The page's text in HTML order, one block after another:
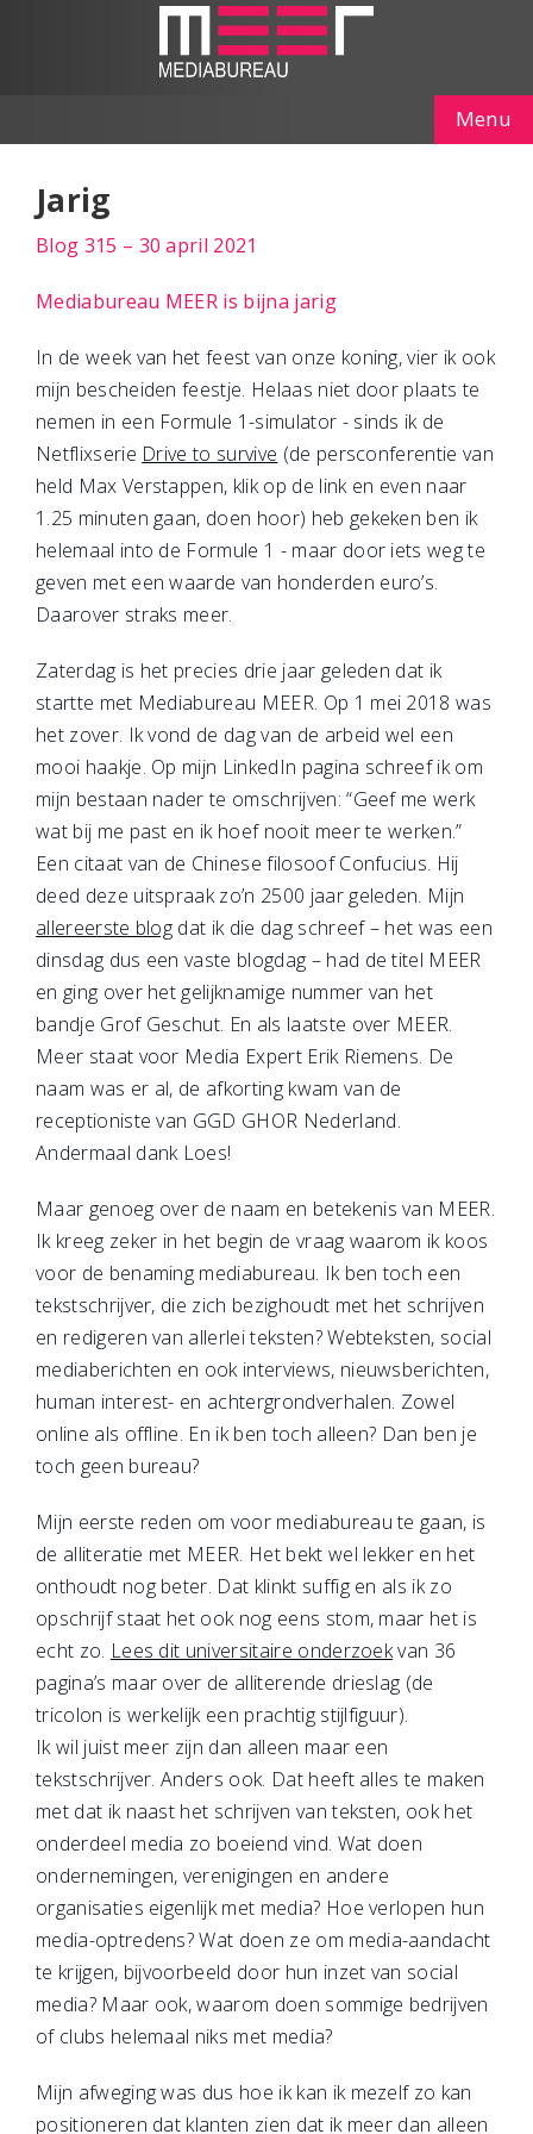
Menu
Jarig
Blog 315 – 30 april 2021
Mediabureau MEER is bijna jarig
In de week van het feest van onze koning, vier ik ook
mijn bescheiden feestje. Helaas niet door plaats te
nemen in een Formule 1-simulator - sinds ik de
Netflixserie Drive to survive (de persconferentie van
held Max Verstappen, klik op de link en even naar
1.25 minuten gaan, doen hoor) heb gekeken ben ik
helemaal into de Formule 1 - maar door iets weg te
geven met een waarde van honderden euro’s.
Daarover straks meer.
Zaterdag is het precies drie jaar geleden dat ik
startte met Mediabureau MEER. Op 1 mei 2018 was
het zover. Ik vond de dag van de arbeid wel een
mooi haakje. Op mijn LinkedIn pagina schreef ik om
mijn bestaan nader te omschrijven: “Geef me werk
wat bij me past en ik hoef nooit meer te werken.”
Een citaat van de Chinese filosoof Confucius. Hij
deed deze uitspraak zo’n 2500 jaar geleden. Mijn
allereerste blog dat ik die dag schreef – het was een
dinsdag dus een vaste blogdag – had de titel MEER
en ging over het gelijknamige nummer van het
bandje Grof Geschut. En als laatste over MEER.
Meer staat voor Media Expert Erik Riemens. De
naam was er al, de afkorting kwam van de
receptioniste van GGD GHOR Nederland.
Andermaal dank Loes!
Maar genoeg over de naam en betekenis van MEER.
Ik kreeg zeker in het begin de vraag waarom ik koos
voor de benaming mediabureau. Ik ben toch een
tekstschrijver, die zich bezighoudt met het schrijven
en redigeren van allerlei teksten? Webteksten, social
mediaberichten en ook interviews, nieuwsberichten,
human interest- en achtergrondverhalen. Zowel
online als offline. En ik ben toch alleen? Dan ben je
toch geen bureau?
Mijn eerste reden om voor mediabureau te gaan, is
de alliteratie met MEER. Het bekt wel lekker en het
onthoudt nog beter. Dat klinkt suffig en als ik zo
opschrijf staat het ook nog eens stom, maar het is
echt zo. Lees dit universitaire onderzoekvan 36
pagina’s maar over de alliterende drieslag (de
tricolon is werkelijk een prachtig stijlfiguur).
Ik wil juist meer zijn dan alleen maar een
tekstschrijver. Anders ook. Dat heeft alles te maken
met dat ik naast het schrijven van teksten, ook het
onderdeel media zo boeiend vind. Wat doen
ondernemingen, verenigingen en andere
organisaties eigenlijk met media? Hoe verlopen hun
media-optredens? Wat doen ze om media-aandacht
te krijgen, bijvoorbeeld door hun inzet van social
media? Maar ook, waarom doen sommige bedrijven
of clubs helemaal niks met media?
Mijn afweging was dus hoe ik kan ik mezelf zo kan
positioneren dat klanten zien dat ik meer dan alleen